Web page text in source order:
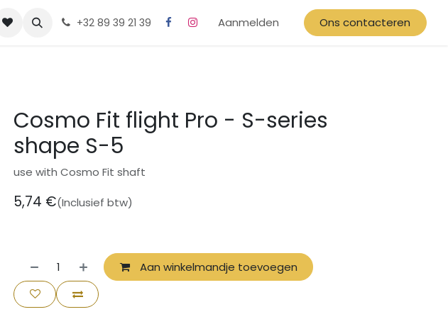
+32 89 39 21 39 Aanmelden Ons contacteren
Cosmo Fit flight Pro - S-series
shape S-5
use with Cosmo Fit shaft
5,74 €(Inclusief btw)
Aan winkelmandje toevoegen